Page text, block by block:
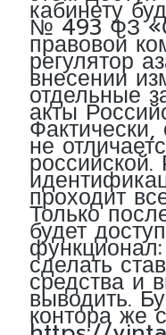
кабинету
№ 493 ФЗ
правовой
регулятор
внесении
отдельные
акты
не
российской.
проходит
Только
будет
сделать
средства и
выводить.
контора же